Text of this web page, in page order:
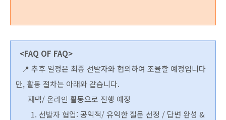
<FAQ OF FAQ>
📍 추후 일정은 최종 선발자와 협의하여 조율할 예정입니다
만, 활동 절차는 아래와 같습니다.
재택/ 온라인 활동으로 진행 예정
1. 선발자 협업: 공익적/ 유익한 질문 선정 / 답변 완성 &